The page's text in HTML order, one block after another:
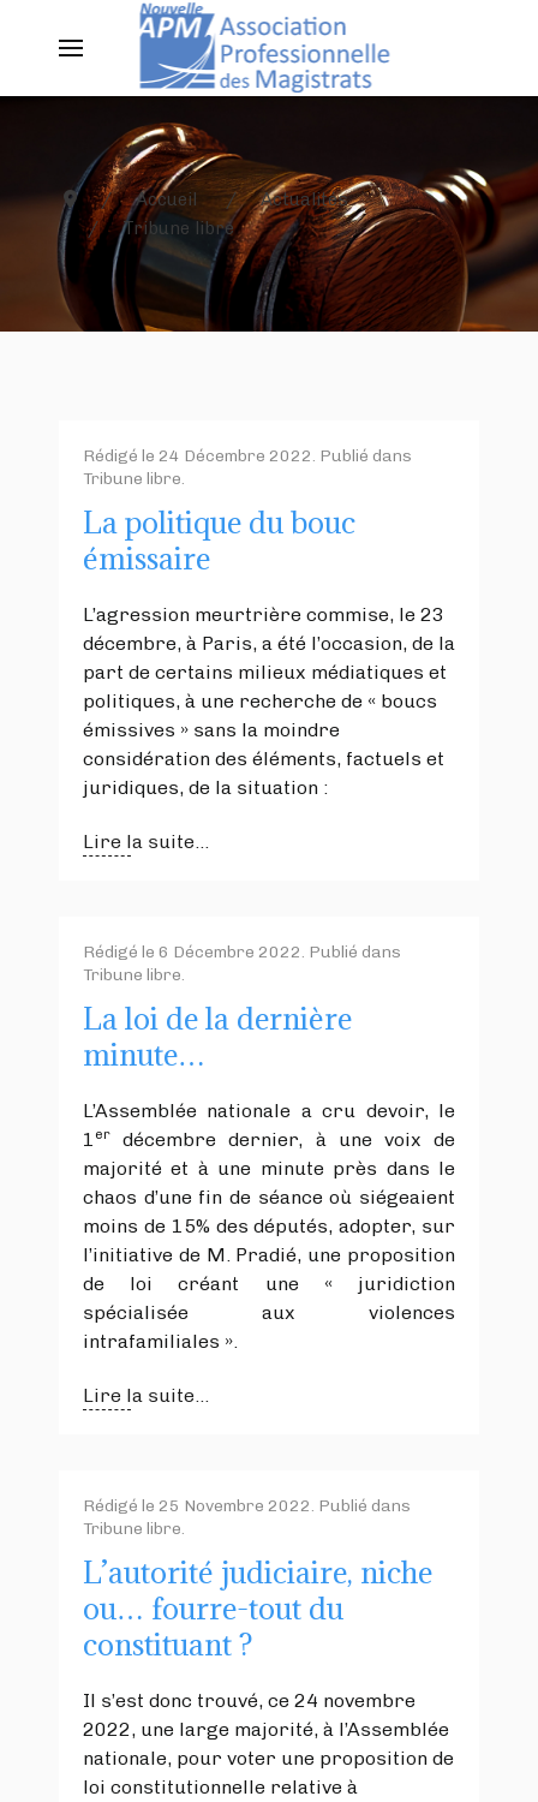
Accueil
Actualités
Tribune libre
Rédigé le 24 Décembre 2022. Publié dans
Tribune libre.
La politique du bouc
émissaire
L’agression meurtrière commise, le 23
décembre, à Paris, a été l’occasion, de la
part de certains milieux médiatiques et
politiques, à une recherche de « boucs
émissives » sans la moindre
considération des éléments, factuels et
juridiques, de la situation :
Lire la suite...
Rédigé le 6 Décembre 2022. Publié dans
Tribune libre.
La loi de la dernière
minute…
L’Assemblée nationale a cru devoir, le
1 er
décembre dernier, à une voix de
majorité et à une minute près dans le
chaos d’une fin de séance où siégeaient
moins de 15% des députés, adopter, sur
l’initiative de M. Pradié, une proposition
de loi créant une « juridiction
spécialisée aux violences
intrafamiliales ».
Lire la suite...
Rédigé le 25 Novembre 2022. Publié dans
Tribune libre.
L’autorité judiciaire, niche
ou… fourre-tout du
constituant ?
Il s’est donc trouvé, ce 24 novembre
2022, une large majorité, à l’Assemblée
nationale, pour voter une proposition de
loi constitutionnelle relative à